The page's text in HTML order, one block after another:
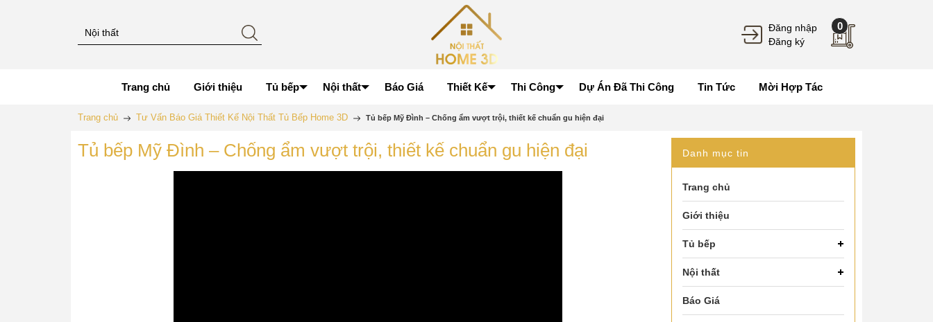
Đăng nhập
Đăng ký
0
Trang chủ Giới thiệu Tủ bếp Nội thất Báo Giá Thiết Kế Thi Công Dự Án Đã Thi Công Tin Tức Mời Hợp Tác
Trang chủ Tư Vấn Báo Giá Thiết Kế Nội Thất Tủ Bếp Home 3D Tủ bếp Mỹ Đình – Chống ẩm vượt trội, thiết kế chuẩn gu hiện đại
Tủ bếp Mỹ Đình – Chống ẩm vượt trội, thiết kế chuẩn gu hiện đại Danh mục tin
Trang chủ
Giới thiệu
Tủ bếp
Nội thất
Báo Giá